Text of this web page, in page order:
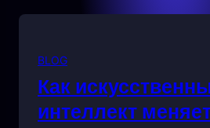
BLOG
Как
интеллект